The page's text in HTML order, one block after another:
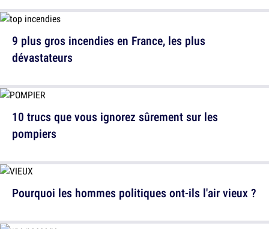
10 trucs que vous ignorez sûrement sur les
pompiers
9 plus gros incendies en France, les plus
dévastateurs
Pourquoi les hommes politiques ont-ils l'air vieux ?